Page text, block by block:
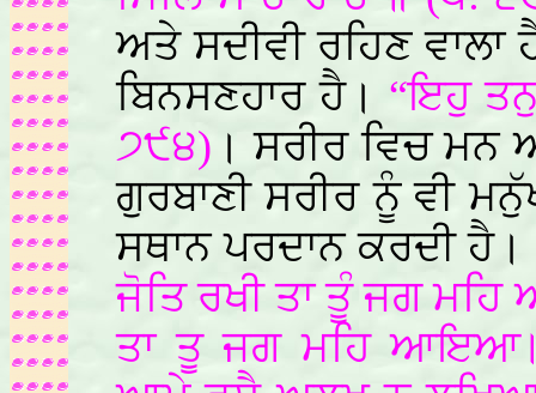
ਅਤੇ ਸਦੀਵੀ ਰਹਿਣ
ਬਿਨਸਣਹਾਰ ਹੈ। “ਇਹੁ
੭੯੪) । ਸਰੀਰ ਵਿਚ ਮਨ
ਗੁਰਬਾਣੀ ਸਰੀਰ ਨੂੰ ਵੀ
ਸਥਾਨ ਪਰਦਾਨ ਕਰਦੀ ਹੈ।
ਜੋਤਿ ਰਖੀ ਤਾ ਤੂੰ ਜਗ
ਤਾ ਤੂ ਜਗ ਮਹਿ